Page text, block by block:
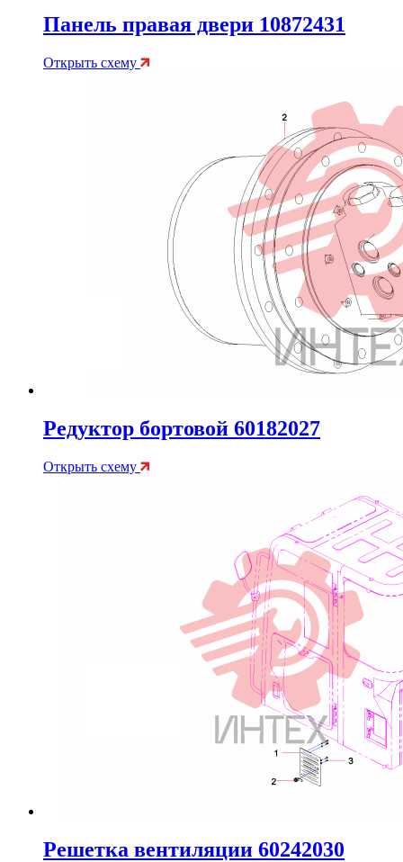
Панель правая двери 10872431
Открыть схему
Редуктор бортовой 60182027
Открыть схему
Решетка вентиляции 60242030